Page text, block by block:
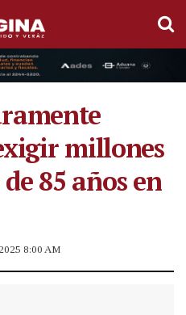
millones
85 años en
8:00 AM